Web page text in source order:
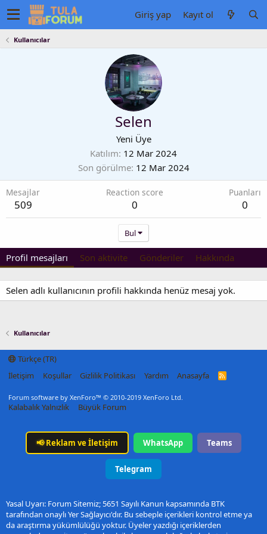
Giriş yap Kayıt ol
Kullanıcılar
Selen
Yeni Üye
Katılım 12 Mar 2024
Son görülme 12 Mar 2024
Mesajlar
509
Reaction score
0
Puanları
0
Bul
Profil mesajları Son aktivite Gönderiler Hakkında
Selen adlı kullanıcının profili hakkında henüz mesaj yok.
Kullanıcılar
Türkçe (TR)
İletişim
Koşullar Gizlilik Politikası Yardım Anasayfa
R
Forum software by XenForo™ © 2010-2019 XenForo Ltd.
Kalabalık Yalnızlık Büyük Forum
📢Reklam ve İletişim WhatsApp Teams
Telegram
Yasal Uyarı: Forum Sitemiz; 5651 Sayılı Kanun kapsamında BTK
tarafından onaylı Yer Sağlayıcı'dır. Bu sebeple içerikleri kontrol etme ya
da araştırma yükümlülüğü yoktur. Üyeler yazdığı içeriklerden